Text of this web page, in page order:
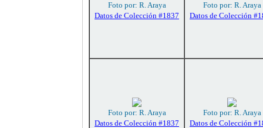
Foto por: R. Araya
Datos de Colección #1837
Foto por: R. Araya
Datos de Colección
Foto por: R. Araya
Datos de Colección #1837
Foto por: R. Araya
Datos de Colección